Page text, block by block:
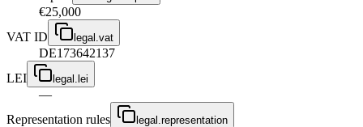
€25,000
VAT ID
legal.vat
DE173642137
LEI
legal.lei
—
Representation rules
legal.representation